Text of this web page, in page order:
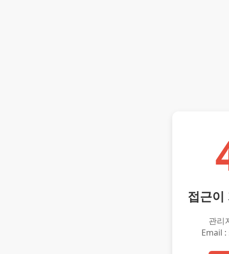
접근이
관리
Email